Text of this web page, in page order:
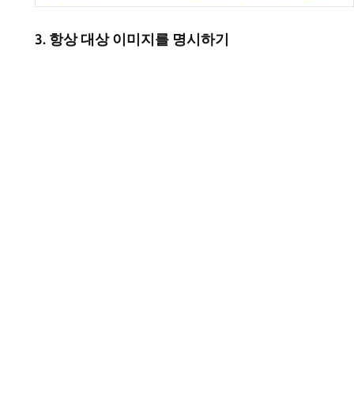
3. 항상 대상 이미지를 명시하기